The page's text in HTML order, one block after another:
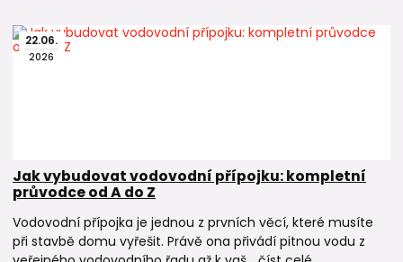
potřebovat také:
PP-RCT trubky
Příchytky pro PPR a PP-RCT potrubí
PE trubky a tvarovky pro venkovní vodovodní přípojky
22.06.
2026
Jak vybudovat vodovodní přípojku: kompletní
průvodce od A do Z
Vodovodní přípojka je jednou z prvních věcí, které musíte
při stavbě domu vyřešit. Právě ona přivádí pitnou vodu z